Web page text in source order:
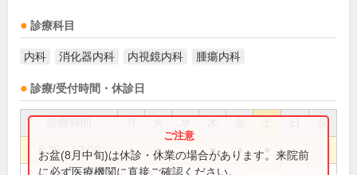
診療科目
内科 消化器内科 内視鏡内科 腫瘍内科
診療/受付時間・休診日
祝
8:30～12:00 ● ● ● ●
お盆(8月中旬)は休診・休業の場合があります。来院前
に必ず医療機関に直接ご確認ください。